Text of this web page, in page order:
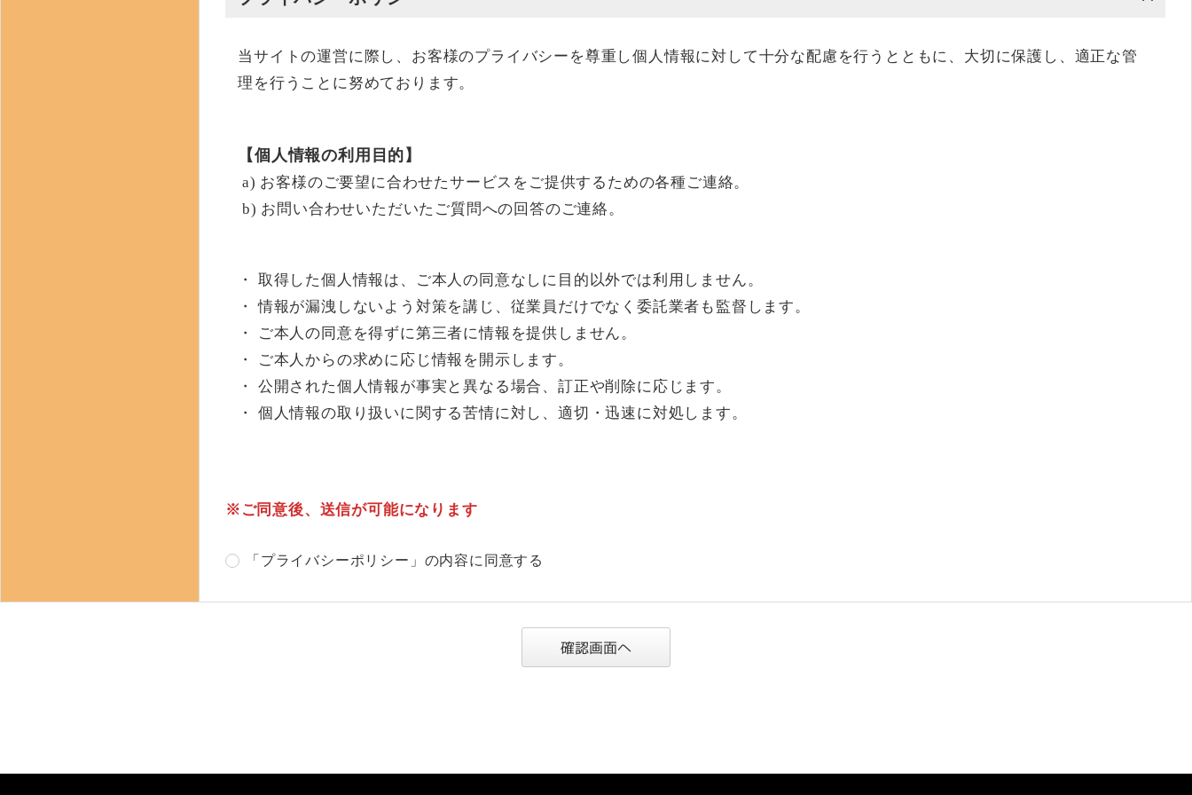
当サイトの運営に際し、お客様のプライバシーを尊重し個人情報に対して十分な配慮を行うとともに、大切に保護し、適正な管
理を行うことに努めております。
【個人情報の利用目的】
a) お客様のご要望に合わせたサービスをご提供するための各種ご連絡。
b) お問い合わせいただいたご質問への回答のご連絡。
・ 取得した個人情報は、ご本人の同意なしに目的以外では利用しません。
・ 情報が漏洩しないよう対策を講じ、従業員だけでなく委託業者も監督します。
・ ご本人の同意を得ずに第三者に情報を提供しません。
・ ご本人からの求めに応じ情報を開示します。
・ 公開された個人情報が事実と異なる場合、訂正や削除に応じます。
・ 個人情報の取り扱いに関する苦情に対し、適切・迅速に対処します。
※ご同意後、送信が可能になります
「プライバシーポリシー」の内容に同意する
確認画面へ